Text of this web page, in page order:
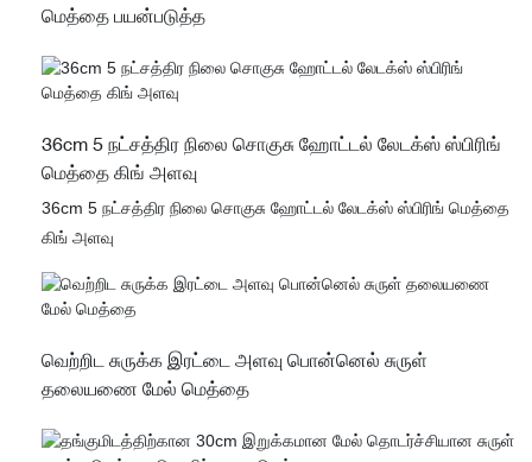
மெத்தை பயன்படுத்த
36cm 5 நட்சத்திர நிலை சொகுசு ஹோட்டல் லேடக்ஸ் ஸ்பிரிங்
மெத்தை கிங் அளவு
36cm 5 நட்சத்திர நிலை சொகுசு ஹோட்டல் லேடக்ஸ் ஸ்பிரிங் மெத்தை
கிங் அளவு
வெற்றிட சுருக்க இரட்டை அளவு பொன்னெல் சுருள்
தலையணை மேல் மெத்தை